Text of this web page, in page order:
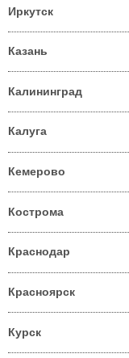
Иркутск
Казань
Калининград
Калуга
Кемерово
Кострома
Краснодар
Красноярск
Курск